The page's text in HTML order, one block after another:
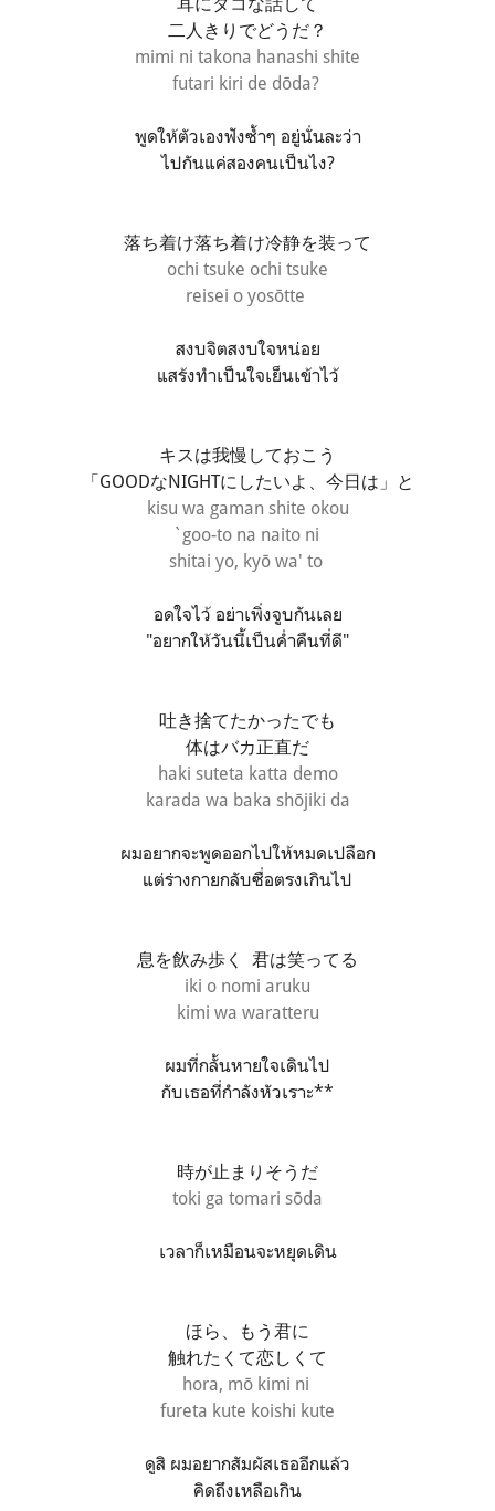
二人きりでどうだ？
mimi ni takona hanashi shite
futari kiri de dōda?
พูดให้ตัวเองฟังซ้ำๆ อยู่นั่นละว่า
ไปกันแค่สองคนเป็นไง?
落ち着け落ち着け冷静を装って
ochi tsuke ochi tsuke
reisei o yosōtte
สงบจิตสงบใจหน่อย
แสร้งทำเป็นใจเย็นเข้าไว้
キスは我慢しておこう
「GOODなNIGHTにしたいよ、今日は」と
kisu wa gaman shite okou
`goo-to na naito ni
shitai yo, kyō wa' to
อดใจไว้ อย่าเพิ่งจูบกันเลย
"อยากให้วันนี้เป็นค่ำคืนที่ดี"
吐き捨てたかったでも
体はバカ正直だ
haki suteta katta demo
karada wa baka shōjiki da
ผมอยากจะพูดออกไปให้หมดเปลือก
แต่ร่างกายกลับซื่อตรงเกินไป
息を飲み歩く 君は笑ってる
iki o nomi aruku
kimi wa waratteru
ผมที่กลั้นหายใจเดินไป
กับเธอที่กำลังหัวเราะ**
時が止まりそうだ
toki ga tomari sōda
เวลาก็เหมือนจะหยุดเดิน
ほら、もう君に
触れたくて恋しくて
hora, mō kimi ni
fureta kute koishi kute
ดูสิ ผมอยากสัมผัสเธออีกแล้ว
คิดถึงเหลือเกิน